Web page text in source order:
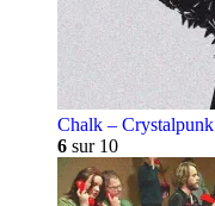
Chalk – Crystalpunk
6 sur 10